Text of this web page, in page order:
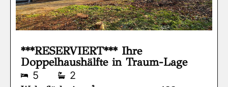
***RESERVIERT*** Ihre
Doppelhaushälfte in Traum-Lage
5 2